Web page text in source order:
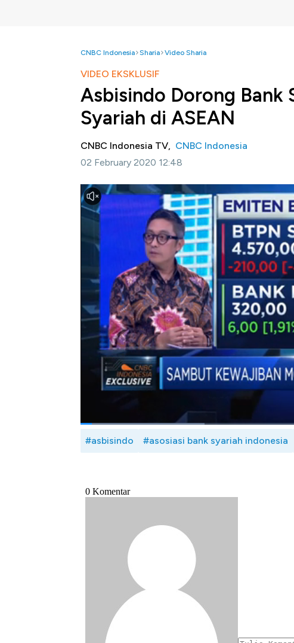
CNBC Indonesia Sharia Video Sharia
VIDEO EKSKLUSIF
Asbisindo Dorong Bank
Syariah di ASEAN
CNBC Indonesia TV, CNBC Indonesia
02 February 2020 12:48
Jakarta, CNBC Indonesia-Market share
DPP Asosiasi Bank Syariah Indonesia
pada 2020 bank syariah optimisme dapat
masih banyak tantangan yang dihadapi oleh
keuangan masyarakat terkait bank syariah. Oleh
awarness masyarakat serta mendorong
menjangkau pasar syariah di ASEAN.
Seperti apa upaya Asbisindo mendorong kinerja
Katarina dan Head of Research CNBC Indonesia,
Bank Syariah Indonesia (Asbisindo), Herwin
29/01/2020)
Bagikan:
#asbisindo #asosiasi bank syariah indonesia